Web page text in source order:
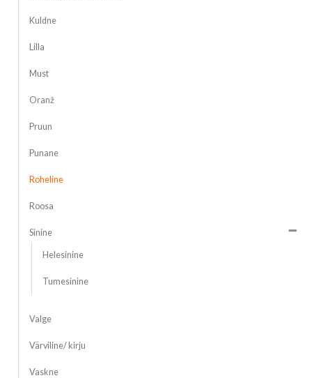
Kuldne
Lilla
Must
Oranž
Pruun
Punane
Roheline
Roosa
Sinine
Helesinine
Tumesinine
Valge
Värviline/ kirju
Vaskne